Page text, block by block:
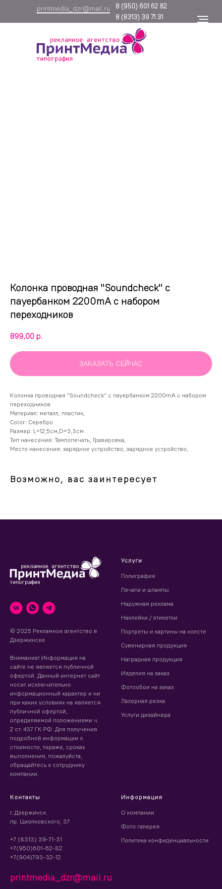
8 (950) 601 62 82
printmedia_dzr@mail.ru
8 (8313) 39 71 31
Колонка проводная "Soundcheck" с
пауербанком 2200mA с набором
переходников
899,00 р.
ЗАКАЗАТЬ СЕЙЧАС
Колонка проводная "Soundcheck" с пауербанком 2200mA с набором
переходников
Материал: металл, пластик,
Color: Серебро
Размер: L=12,5см,D=3,3см
Тип нанесения: Тампопечать, Гравировка,
Место нанесения: зарядное устройство, зарядное устройство,
Возможно, вас заинтересует
© 2025 Рекламное агентство в
Дзержинске
Внимание! Информация на
сайте не является публичной
офертой. Данный интернет сайт
носит исключительно
информационный характер и ни
при каких условиях на является
публичной офертой,
определяемой положениями ч.
2 ст. 437 ГК РФ. Для получения
подробной информации о
стоимости, тираже, сроках
выполнения, пожалуйста,
обращайтесь к сотруднику
компании.
Услуги
Полиграфия
Печати и штампы
Наружная реклама
Наклейки / этикетки
Портреты и картины на холсте
Сувенирная продукция
Наградная продукция
Изделия на заказ
Фотообои на заказ
Лазерная резка
Услуги дизайнера
Контакты
г. Дзержинск
пр. Циолковского, 37
+7 (8313) 39-71-31
+7(950)601-62-82
+7(904)793-32-12
printmedia_dzr@mail.ru
Информация
О компании
Фото галерея
Политика конфиденциальности